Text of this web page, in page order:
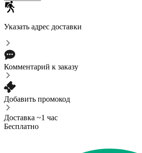
Указать адрес доставки
Комментарий к заказу
Добавить промокод
Доставка ~1 час
Бесплатно